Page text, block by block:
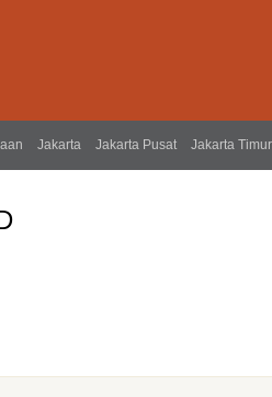
Jakarta Jakarta Pusat Jakarta Timur